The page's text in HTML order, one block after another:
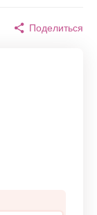
Поделиться